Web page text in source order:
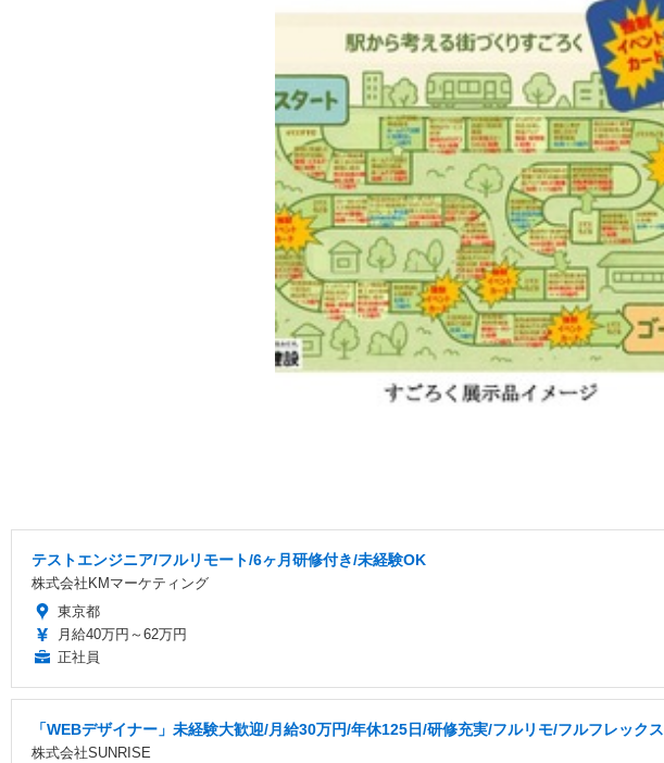
テストエンジニア/フルリモート/6ヶ月研修付き/未経験OK
株式会社KMマーケティング
東京都
月給40万円～62万円
正社員
「WEBデザイナー」未経験大歓迎/月給30万円/年休125日/研修充実/フルリモ/フルフレックス
株式会社SUNRISE